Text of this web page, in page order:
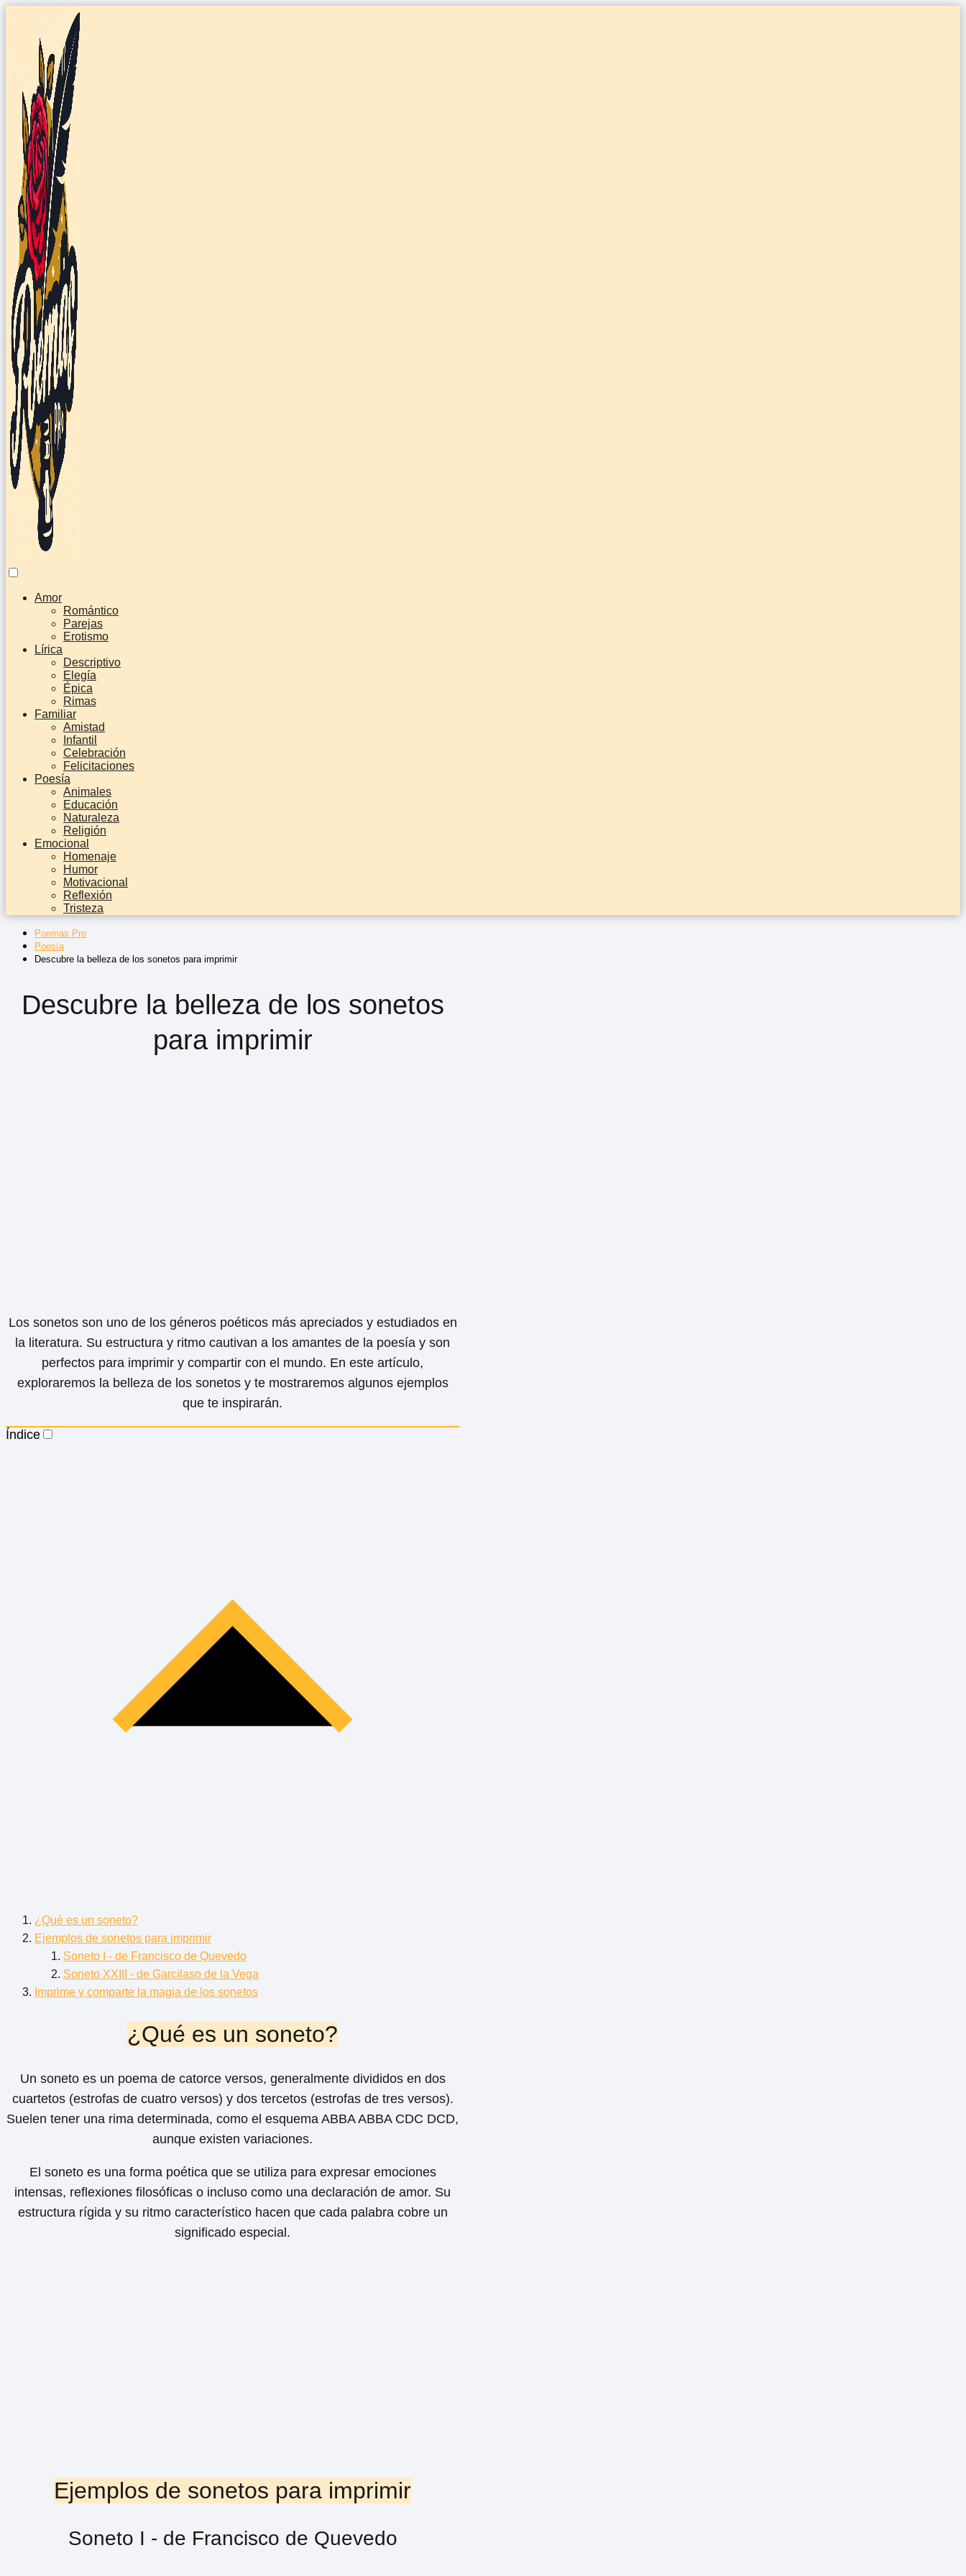
Amor
Romántico
Parejas
Erotismo
Lírica
Descriptivo
Elegía
Épica
Rimas
Familiar
Amistad
Infantil
Celebración
Felicitaciones
Poesía
Animales
Educación
Naturaleza
Religión
Emocional
Homenaje
Humor
Motivacional
Reflexión
Tristeza
Poemas Pro
Poesía
Descubre la belleza de los sonetos para imprimir
Descubre la belleza de los sonetos
para imprimir
Los sonetos son uno de los géneros poéticos más apreciados y estudiados en
la literatura. Su estructura y ritmo cautivan a los amantes de la poesía y son
perfectos para imprimir y compartir con el mundo. En este artículo,
exploraremos la belleza de los sonetos y te mostraremos algunos ejemplos
que te inspirarán.
Índice
¿Qué es un soneto?
Ejemplos de sonetos para imprimir
Soneto I - de Francisco de Quevedo
Soneto XXIII - de Garcilaso de la Vega
Imprime y comparte la magia de los sonetos
¿Qué es un soneto?
Un soneto es un poema de catorce versos, generalmente divididos en dos
cuartetos (estrofas de cuatro versos) y dos tercetos (estrofas de tres versos).
Suelen tener una rima determinada, como el esquema ABBA ABBA CDC DCD,
aunque existen variaciones.
El soneto es una forma poética que se utiliza para expresar emociones
intensas, reflexiones filosóficas o incluso como una declaración de amor. Su
estructura rígida y su ritmo característico hacen que cada palabra cobre un
significado especial.
Ejemplos de sonetos para imprimir
Soneto I - de Francisco de Quevedo